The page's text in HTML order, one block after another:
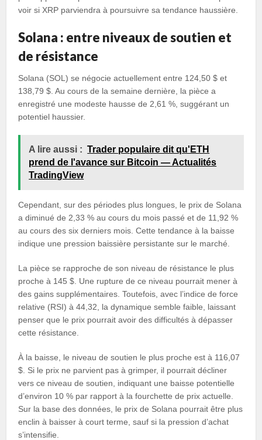
voir si XRP parviendra à poursuivre sa tendance haussière.
Solana : entre niveaux de soutien et
de résistance
Solana (SOL) se négocie actuellement entre 124,50 $ et
138,79 $. Au cours de la semaine dernière, la pièce a
enregistré une modeste hausse de 2,61 %, suggérant un
potentiel haussier.
A lire aussi : Trader populaire dit qu'ETH
prend de l'avance sur Bitcoin — Actualités
TradingView
Cependant, sur des périodes plus longues, le prix de Solana
a diminué de 2,33 % au cours du mois passé et de 11,92 %
au cours des six derniers mois. Cette tendance à la baisse
indique une pression baissière persistante sur le marché.
La pièce se rapproche de son niveau de résistance le plus
proche à 145 $. Une rupture de ce niveau pourrait mener à
des gains supplémentaires. Toutefois, avec l’indice de force
relative (RSI) à 44,32, la dynamique semble faible, laissant
penser que le prix pourrait avoir des difficultés à dépasser
cette résistance.
À la baisse, le niveau de soutien le plus proche est à 116,07
$. Si le prix ne parvient pas à grimper, il pourrait décliner
vers ce niveau de soutien, indiquant une baisse potentielle
d’environ 10 % par rapport à la fourchette de prix actuelle.
Sur la base des données, le prix de Solana pourrait être plus
enclin à baisser à court terme, sauf si la pression d’achat
s’intensifie.